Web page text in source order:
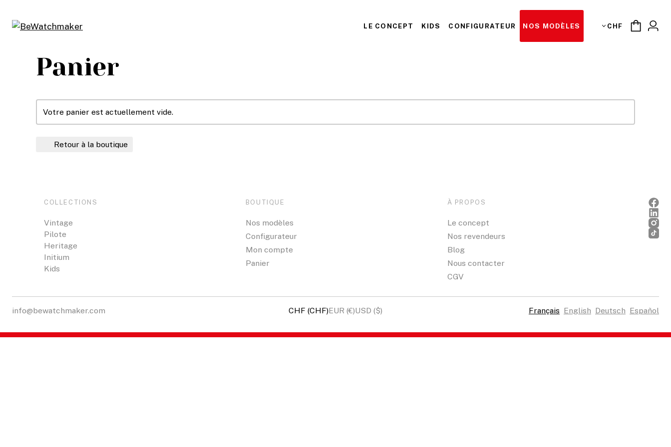
contenu
LE CONCEPT KIDS CONFIGURATEUR NOS MODÈLES CHF
Panier
Votre panier est actuellement vide.
Retour à la boutique
COLLECTIONS
Vintage
Pilote
Heritage
Initium
Kids
BOUTIQUE
Nos modèles
Configurateur
Mon compte
Panier
À PROPOS
Le concept
Nos revendeurs
Blog
Nous contacter
CGV
info@bewatchmaker.com CHF (CHF)EUR (€)USD ($) Français English Deutsch Español